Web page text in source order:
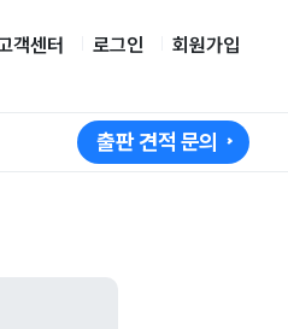
객센터 로그인 회원가입
출판 견적 문의